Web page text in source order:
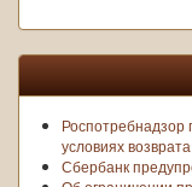
условиях
Сбербанк